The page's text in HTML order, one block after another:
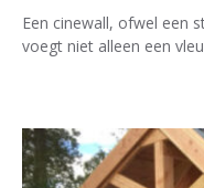
Een cinewall, ofwel een
voegt niet alleen een